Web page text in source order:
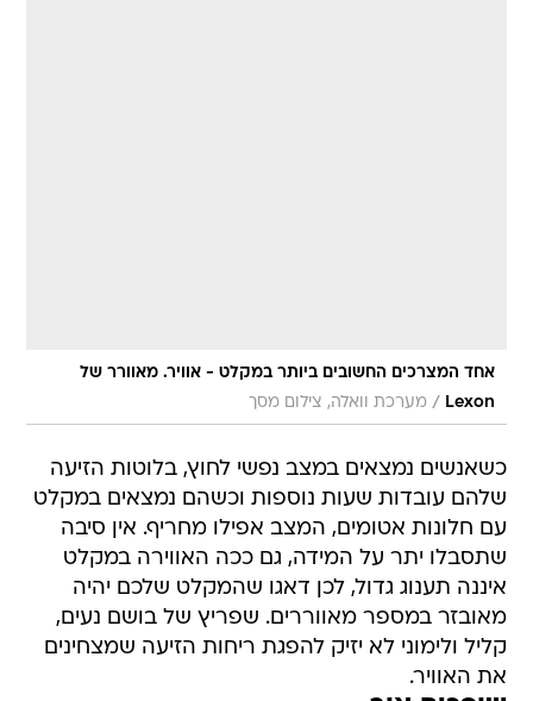
אחד המצרכים החשובים ביותר במקלט - אוויר. מאוורר של
Lexon
/ מערכת וואלה, צילום מסך
כשאנשים נמצאים במצב נפשי לחוץ, בלוטות הזיעה
שלהם עובדות שעות נוספות וכשהם נמצאים במקלט
עם חלונות אטומים, המצב אפילו מחריף. אין סיבה
שתסבלו יתר על המידה, גם ככה האווירה במקלט
איננה תענוג גדול, לכן דאגו שהמקלט שלכם יהיה
מאובזר במספר מאווררים. שפריץ של בושם נעים,
קליל ולימוני לא יזיק להפגת ריחות הזיעה שמצחינים
את האוויר.